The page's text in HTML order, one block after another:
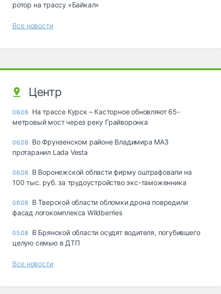
ротор на трассу «Байкал»
Все новости
Центр
06.08 На трассе Курск – Касторное обновляют 65-
метровый мост через реку Грайворонка
06.08 Во Фрунзенском районе Владимира МАЗ
протаранил Lada Vesta
06.08 В Воронежской области фирму оштрафовали на
100 тыс. руб. за трудоустройство экс-таможенника
06.08 В Тверской области обломки дрона повредили
фасад логокомплекса Wildberries
05.08 В Брянской области осудят водителя, погубившего
целую семью в ДТП
Все новости